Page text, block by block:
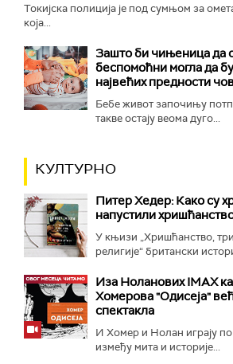
Токијска полиција је под сумњом за
која...
Зашто би чињеница да
беспомоћни могла да
највећих предности
Бебе живот започињу
такве остају веома дуго...
КУЛТУРНО
Питер Хедер: Како су
напустили
У књизи „Хришћанство,
религије“ британски
Иза Ноланових IMAX
Хомерова "Одисеја"
спектакла
И Хомер и Нолан играју по
између мита и историје...